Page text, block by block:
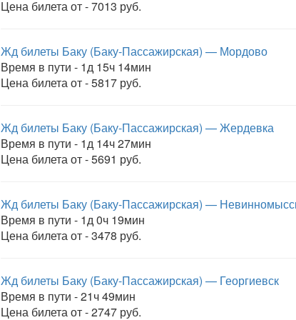
Цена билета от - 7013 руб.
Жд билеты Баку (Баку-Пассажирская) — Мордово
Время в пути - 1д 15ч 14мин
Цена билета от - 5817 руб.
Жд билеты Баку (Баку-Пассажирская) — Жердевка
Время в пути - 1д 14ч 27мин
Цена билета от - 5691 руб.
Жд билеты Баку (Баку-Пассажирская) —
Время в пути - 1д 0ч 19мин
Цена билета от - 3478 руб.
Жд билеты Баку (Баку-Пассажирская) — Георгиевск
Время в пути - 21ч 49мин
Цена билета от - 2747 руб.